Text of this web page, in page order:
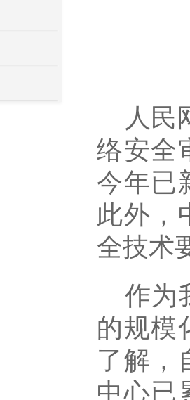
人民
络安全
今年已
此外，
全技术
作为
的规模
了解，
中心已